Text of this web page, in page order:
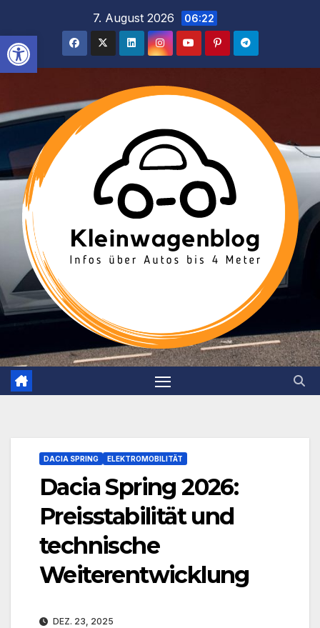
Werkzeugleiste öffnen
springen
7. August 2026 06:22
DACIA SPRING ELEKTROMOBILITÄT
Dacia Spring 2026:
Preisstabilität und
technische
Weiterentwicklung
DEZ. 23, 2025